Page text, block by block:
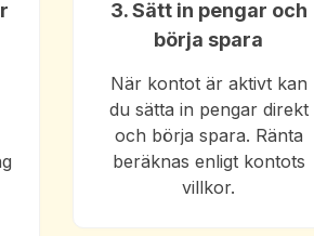
3. Sätt in pengar och
börja spara
När kontot är aktivt kan
du sätta in pengar direkt
och börja spara. Ränta
beräknas enligt kontots
villkor.